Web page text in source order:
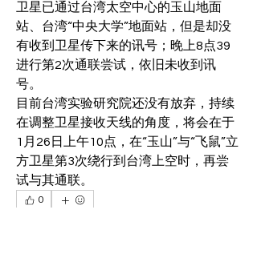
卫星已通过台湾太空中心的玉山地面
站、台湾“中央大学”地面站，但是却没
有收到卫星传下来的讯号；晚上8点39
进行第2次通联尝试，依旧未收到讯
号。
目前台湾实验研究院还没有放弃，持续
在调整卫星接收天线的角度，将会在于
1月26日上午10点，在“玉山”与“飞鼠”立
方卫星第3次绕行到台湾上空时，再尝
试与其通联。
0